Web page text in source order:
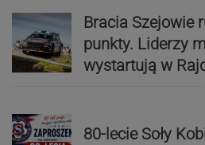
Bracia Szejowie
punkty. Liderzy
wystartują w
80-lecie Soły